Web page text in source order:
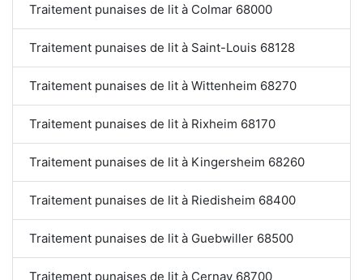
Traitement punaises de lit à Colmar 68000
Traitement punaises de lit à Saint-Louis 68128
Traitement punaises de lit à Wittenheim 68270
Traitement punaises de lit à Rixheim 68170
Traitement punaises de lit à Kingersheim 68260
Traitement punaises de lit à Riedisheim 68400
Traitement punaises de lit à Guebwiller 68500
Traitement punaises de lit à Cernay 68700